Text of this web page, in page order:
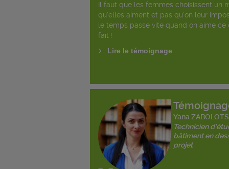
Il faut que les femmes choisissent un
qu’elles aiment et pas qu’on leur
le temps passe vite quand on aime ce
fait !
Lire le témoignage
Yana
Technicien
bâtiment en
projet